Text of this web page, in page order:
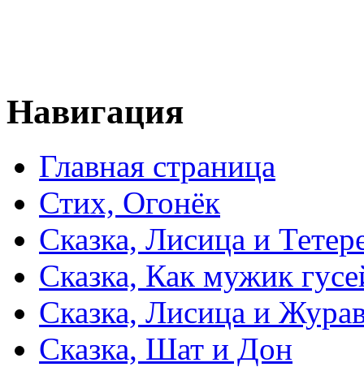
Навигация
Главная страница
Стих, Огонёк
Сказка, Лисица и
Сказка, Как мужик
Сказка, Лисица и
Сказка, Шат и Дон